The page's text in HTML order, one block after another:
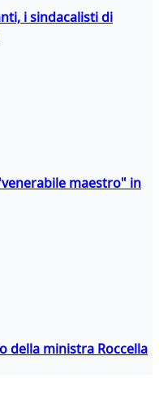
i sindacalisti di
maestro" in
della ministra Roccella